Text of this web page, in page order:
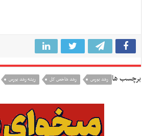
برچسب ها رشد بورس رشد شاخص کل ریشه رشد بورس